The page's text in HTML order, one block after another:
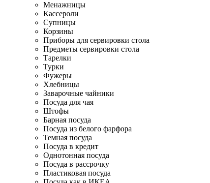
Менажницы
Кассероли
Супницы
Корзины
Приборы для сервировки стола
Предметы сервировки стола
Тарелки
Турки
Фужеры
Хлебницы
Заварочные чайники
Посуда для чая
Штофы
Барная посуда
Посуда из белого фарфора
Темная посуда
Посуда в кредит
Однотонная посуда
Посуда в рассрочку
Пластиковая посуда